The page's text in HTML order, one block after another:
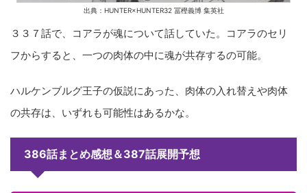
出典：HUNTER×HUNTER32 冨樫義博 集英社
３３７話で、コアラが魂について話していた。コアラのセリ
フからすると、一つの肉体の中に魂が共存するの可能。
ハルケンブルグ王子の仮説にあった、肉体の入れ替えや肉体
の共存は、いずれも可能性はあるかな。
386話まとめ感想＆387話展開予想